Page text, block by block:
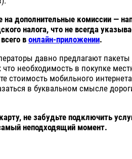
на дополнительные комиссии —
налога, что не всегда
вонлайн-приложении.
давно предлагают пакеты
необходимость в покупке
стоимость мобильного
в буквальном смысле
не забудьте подключить
неподходящий момент.